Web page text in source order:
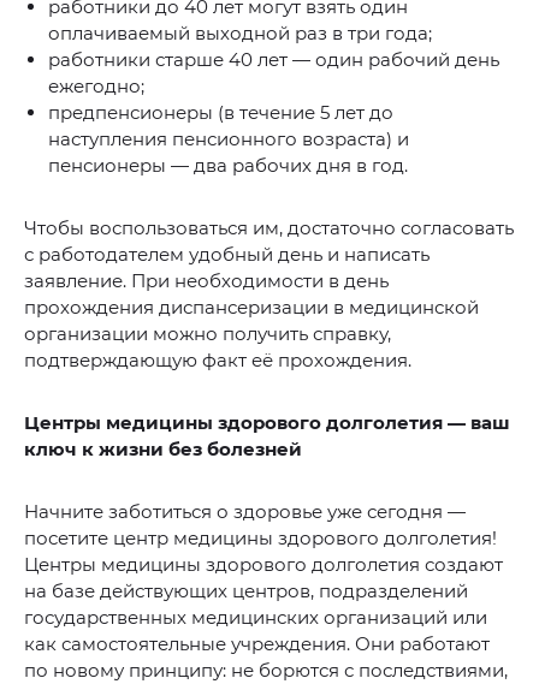
работники до 40 лет могут взять один
оплачиваемый выходной раз в три года;
работники старше 40 лет — один рабочий день
ежегодно;
предпенсионеры (в течение 5 лет до
наступления пенсионного возраста) и
пенсионеры — два рабочих дня в год.
Чтобы воспользоваться им, достаточно согласовать
с работодателем удобный день и написать
заявление. При необходимости в день
прохождения диспансеризации в медицинской
организации можно получить справку,
подтверждающую факт её прохождения.
Центры медицины здорового долголетия — ваш
ключ к жизни без болезней
Начните заботиться о здоровье уже сегодня —
посетите центр медицины здорового долголетия!
Центры медицины здорового долголетия создают
на базе действующих центров, подразделений
государственных медицинских организаций или
как самостоятельные учреждения. Они работают
по новому принципу: не борются с последствиями,